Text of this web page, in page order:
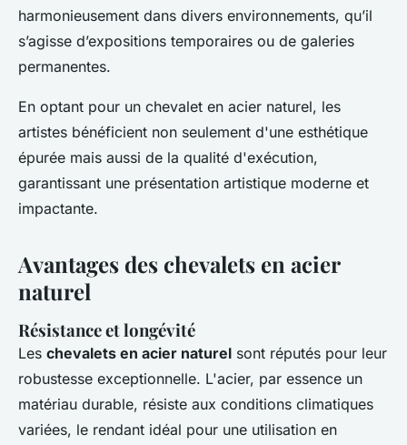
harmonieusement dans divers environnements, qu’il
s’agisse d’expositions temporaires ou de galeries
permanentes.
En optant pour un chevalet en acier naturel, les
artistes bénéficient non seulement d'une esthétique
épurée mais aussi de la qualité d'exécution,
garantissant une présentation artistique moderne et
impactante.
Avantages des chevalets en acier
naturel
Résistance et longévité
Les chevalets en acier naturel sont réputés pour leur
robustesse exceptionnelle. L'acier, par essence un
matériau durable, résiste aux conditions climatiques
variées, le rendant idéal pour une utilisation en